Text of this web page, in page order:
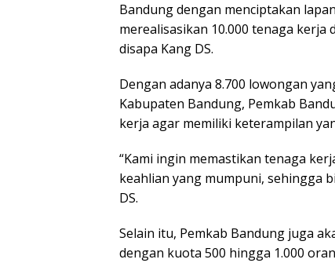
Bandung dengan menciptakan
merealisasikan 10.000 tenaga kerja
disapa Kang DS.
Dengan adanya 8.700 lowongan
Kabupaten Bandung, Pemkab
kerja agar memiliki keterampilan
“Kami ingin memastikan tenaga
keahlian yang mumpuni, sehingga
DS.
Selain itu, Pemkab Bandung juga
dengan kuota 500 hingga 1.000